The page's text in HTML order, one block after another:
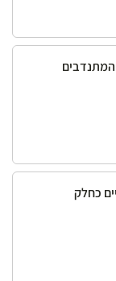
כחלק